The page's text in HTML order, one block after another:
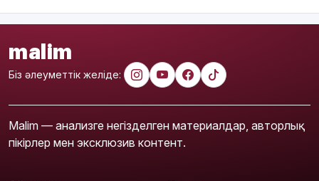
malim
Біз әлеуметтік желіде:
Malim — анализге негізделген материалдар, авторлық
пікірлер мен эксклюзив контент.